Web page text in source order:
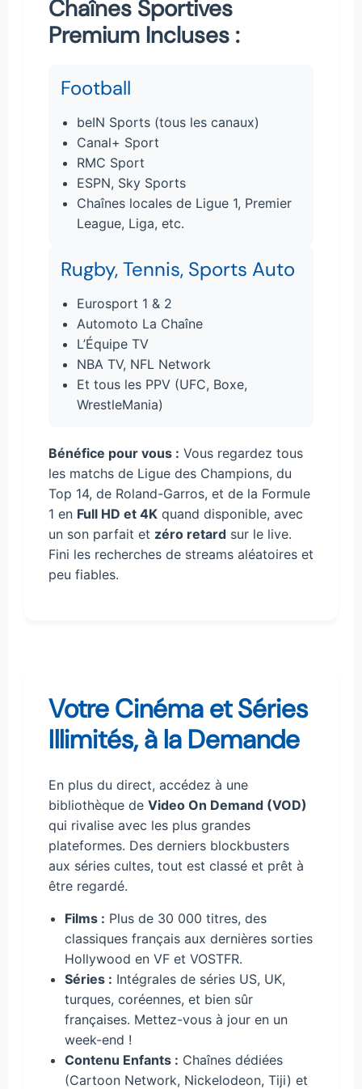
Chaînes Sportives
Premium Incluses :
Football
beIN Sports (tous les canaux)
Canal+ Sport
RMC Sport
ESPN, Sky Sports
Chaînes locales de Ligue 1, Premier
League, Liga, etc.
Rugby, Tennis, Sports Auto
Eurosport 1 & 2
Automoto La Chaîne
L’Équipe TV
NBA TV, NFL Network
Et tous les PPV (UFC, Boxe,
WrestleMania)
Bénéfice pour vous : Vous regardez tous
les matchs de Ligue des Champions, du
Top 14, de Roland-Garros, et de la Formule
1 en Full HD et 4K quand disponible, avec
un son parfait et zéro retard sur le live.
Fini les recherches de streams aléatoires et
peu fiables.
Votre Cinéma et Séries
Illimités, à la Demande
En plus du direct, accédez à une
bibliothèque de Video On Demand (VOD)
qui rivalise avec les plus grandes
plateformes. Des derniers blockbusters
aux séries cultes, tout est classé et prêt à
être regardé.
Films : Plus de 30 000 titres, des
classiques français aux dernières sorties
Hollywood en VF et VOSTFR.
Séries : Intégrales de séries US, UK,
turques, coréennes, et bien sûr
françaises. Mettez-vous à jour en un
week-end !
Contenu Enfants : Chaînes dédiées
(Cartoon Network, Nickelodeon, Tiji) et